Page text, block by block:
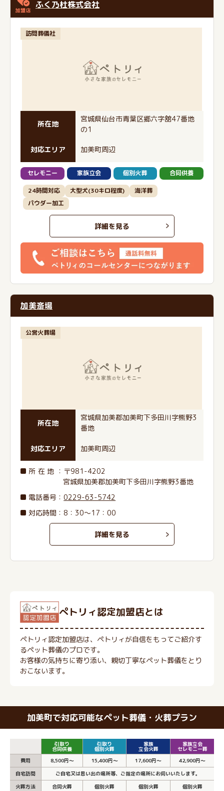
ふく乃杜株式会社
訪問葬儀社
所在地
宮城県仙台市青葉区郷六字舘47番地
の1
対応エリア 加美町周辺
セレモニー 家族立会 個別火葬 合同供養
24時間対応 大型犬(30キロ程度)
海洋葬
パウダー加工
詳細を見る
加美斎場
公営火葬場
所在地
宮城県加美郡加美町下多田川字熊野3
番地
対応エリア 加美町周辺
所在地 ：〒981-4202
宮城県加美郡加美町下多田川字熊野3番地
電話番号 ：0229-63-5742
対応時間：8：30～17：00
詳細を見る
ぺトリィ認定加盟店とは
ペトリィ認定加盟店は、ペトリィが自信をもってご紹介す
るペット葬儀のプロです。
お客様の気持ちに寄り添い、親切丁寧なペット葬儀をとり
おこないます。
加美町で対応可能なペット葬儀・火葬プラン
引取り
合同供養
引取り
個別火葬
家族
立会火葬
家族立会
セレモニー葬
費用
8,500円～ 15,400円～ 17,600円～
42,900円～
自宅訪問
ご自宅又は思い出の場所等、ご指定の場所にお伺いいたします。
火葬方法
合同火葬 個別火葬 個別火葬
個別火葬